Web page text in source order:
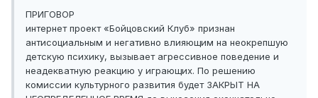
ПРИГОВОР
интернет проект «Бойцовский Клуб» признан
антисоциальным и негативно влияющим на неокрепшую
детскую психику, вызывает агрессивное поведение и
неадекватную реакцию у играющих. По решению
комиссии культурного развития будет ЗАКРЫТ НА